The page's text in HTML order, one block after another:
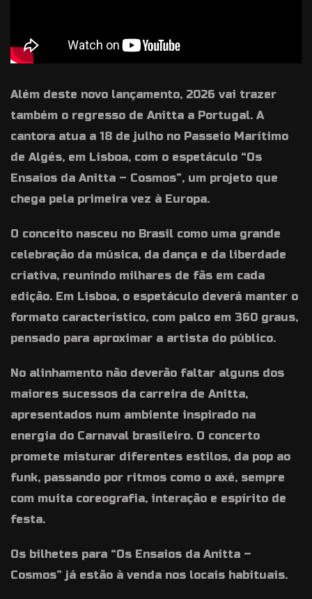
Além deste novo lançamento, 2026 vai trazer
também o regresso de Anitta a Portugal. A
cantora atua a 18 de julho no Passeio Marítimo
de Algés, em Lisboa, com o espetáculo “Os
Ensaios da Anitta – Cosmos”, um projeto que
chega pela primeira vez à Europa.
O conceito nasceu no Brasil como uma grande
celebração da música, da dança e da liberdade
criativa, reunindo milhares de fãs em cada
edição. Em Lisboa, o espetáculo deverá manter o
formato característico, com palco em 360 graus,
pensado para aproximar a artista do público.
No alinhamento não deverão faltar alguns dos
maiores sucessos da carreira de Anitta,
apresentados num ambiente inspirado na
energia do Carnaval brasileiro. O concerto
promete misturar diferentes estilos, da pop ao
funk, passando por ritmos como o axé, sempre
com muita coreografia, interação e espírito de
festa.
Os bilhetes para “Os Ensaios da Anitta –
Cosmos” já estão à venda nos locais habituais.